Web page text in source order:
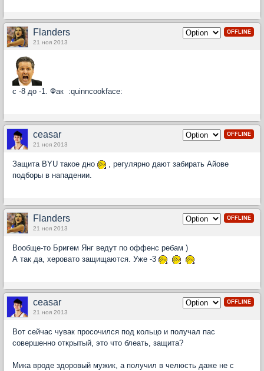
OFFLINE
Flanders
21 ноя 2013
с -8 до -1. Фак :quinncookface:
OFFLINE
ceasar
21 ноя 2013
Защита BYU такое дно
, регулярно дают забирать Айове
подборы в нападении.
OFFLINE
Flanders
21 ноя 2013
Вообще-то Бригем Янг ведут по оффенс ребам )
А так да, херовато защищаются. Уже -3
OFFLINE
ceasar
21 ноя 2013
Вот сейчас чувак просочился под кольцо и получал пас
совершенно открытый, это что блеать, защита?
Мика вроде здоровый мужик, а получил в челюсть даже не с